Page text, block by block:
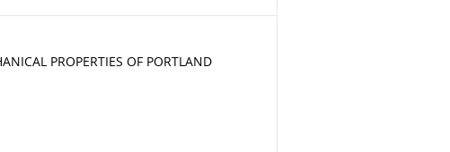
PROPERTIES OF PORTLAND